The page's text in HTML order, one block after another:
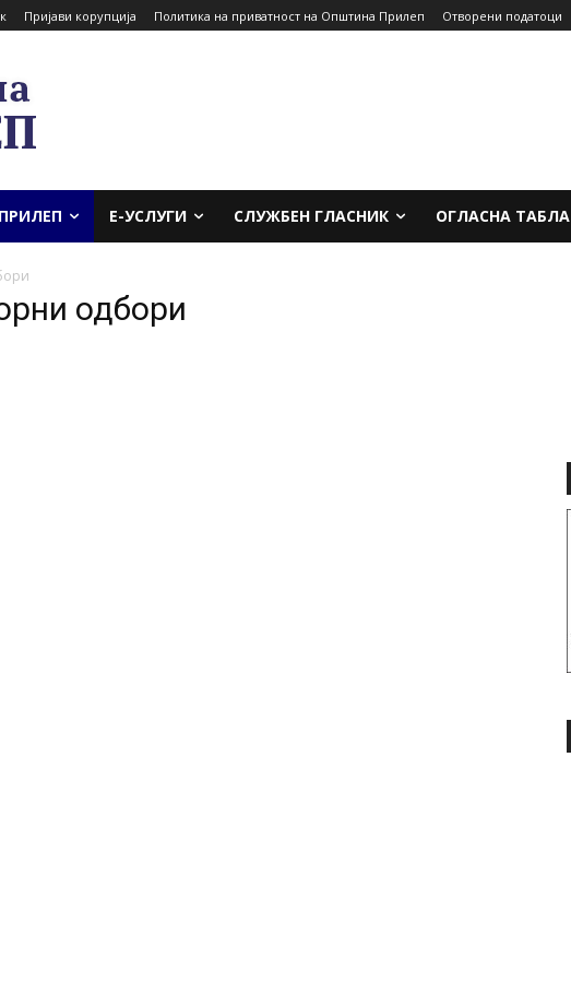
Пријави корупција Политика на приватност на Општина Прилеп Отворени податоци
Е-УСЛУГИ СЛУЖБЕН ГЛАСНИК ОГЛАСНА ТАБЛА
одбори